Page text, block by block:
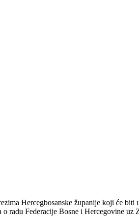
Hercegbosanske županije koji će biti
radu Federacije Bosne i Hercegovine uz